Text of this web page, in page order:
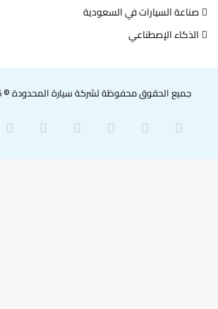
صناعة السيارات في السعودية
الذكاء الإصطناعي
جميع الحقوق محفوظة لشركة سيارة المحدودة © 2026
فيسبوك بينتيريست لينكدإن ‫YouTube